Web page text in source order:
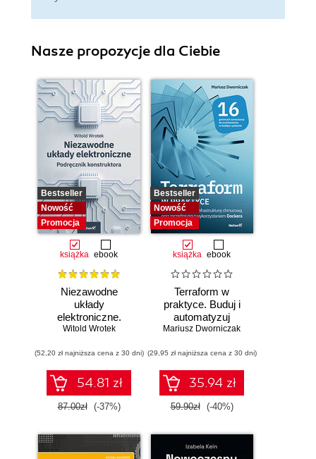
Nasze propozycje dla Ciebie
Bestseller
Nowość
Promocja
książka ebook
Niezawodne
układy
elektroniczne.
Podręcznik
Witold Wrotek
(52,20 zł najniższa cena z 30 dni)
54.81 zł
87.00zł (-37%)
Bestseller
Nowość
Promocja
książka ebook
Terraform w
praktyce. Buduj i
automatyzuj
infrastrukturę
zarządzaj nią z
wykorzystaniem
Dockera
Mariusz Dworniczak
(29,95 zł najniższa cena z 30 dni)
35.94 zł
59.90zł (-40%)